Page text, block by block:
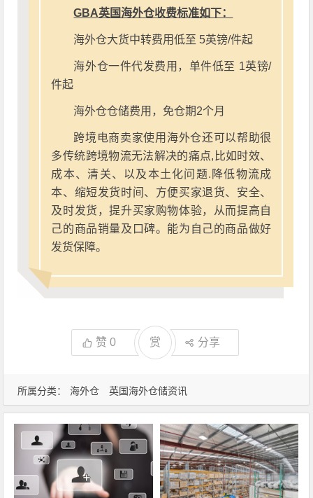
所属分类： 海外仓 英国海外仓储资讯
GBA英国海外仓收费标准如下：
海外仓大货中转费用低至 5英镑/件起
海外仓一件代发费用，单件低至 1英镑/
件起
海外仓仓储费用，免仓期2个月
跨境电商卖家使用海外仓还可以帮助很
多传统跨境物流无法解决的痛点,比如时效、
成本、清关、以及本土化问题.降低物流成
本、缩短发货时间、方便买家退货、安全、
及时发货，提升买家购物体验，从而提高自
己的商品销量及口碑。能为自己的商品做好
发货保障。
赞0 赏 分享